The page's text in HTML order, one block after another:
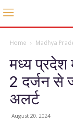
Home Madhya
मध्य प्रदेश
2 दर्जन से
अलर्ट
August 20, 2024